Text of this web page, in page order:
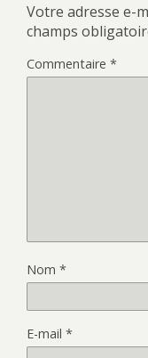
Votre adresse e-
champs
Commentaire *
Nom *
E-mail *